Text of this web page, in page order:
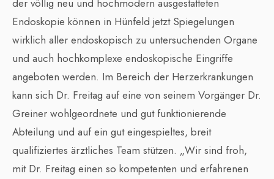
der völlig neu und hochmodern ausgestatteten
Endoskopie können in Hünfeld jetzt Spiegelungen
wirklich aller endoskopisch zu untersuchenden Organe
und auch hochkomplexe endoskopische Eingriffe
angeboten werden. Im Bereich der Herzerkrankungen
kann sich Dr. Freitag auf eine von seinem Vorgänger Dr.
Greiner wohlgeordnete und gut funktionierende
Abteilung und auf ein gut eingespieltes, breit
qualifiziertes ärztliches Team stützen. „Wir sind froh,
mit Dr. Freitag einen so kompetenten und erfahrenen